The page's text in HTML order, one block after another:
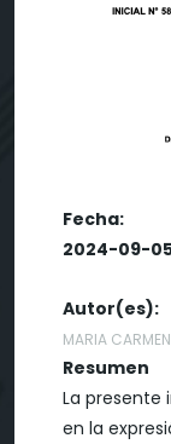
Fecha:
2024-09-
Autor(es):
MARIA
Resumen
La presente
en la